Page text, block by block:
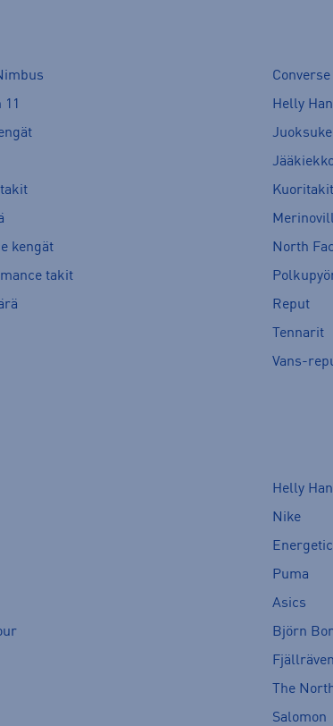
Helly
Kuoritakit
kengät
North
takit
Reput
Tennarit
Vans-
Helly
Nike
Puma
Asics
Björn
Fjällräven
The
Salomon